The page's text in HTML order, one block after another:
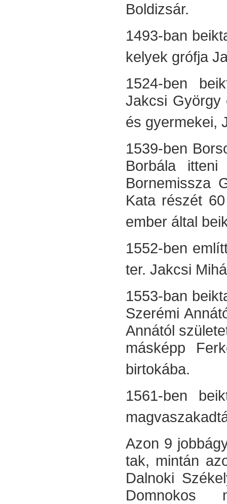
Boldizsár.
1493-ban
kelyek grófja
1524-ben
Jakcsi György
és gyer­mekei,
1539-ben
Borbála
Borne­missza
Kata részét
ember által
1552-ben
ter. Jakcsi
1553-ban
Szerémi
Annától
másképp
birtoká­ba.
1561-ben
Azon 9
tak, mintán
Dalnoki
Domnokos